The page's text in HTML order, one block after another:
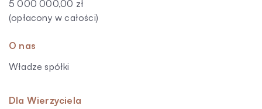
5 000 000,00 zł
(opłacony w całości)
O nas
Władze spółki
Dla Wierzyciela